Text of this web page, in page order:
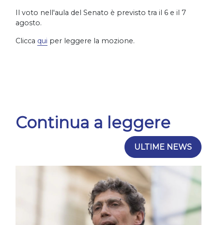
Il voto nell'aula del Senato è previsto tra il 6 e il 7
agosto.
Clicca qui per leggere la mozione.
Continua a leggere
ULTIME NEWS